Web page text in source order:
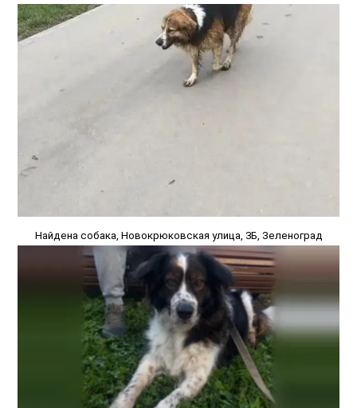
Найдена собака, Новокрюковская улица, 3Б, Зеленоград